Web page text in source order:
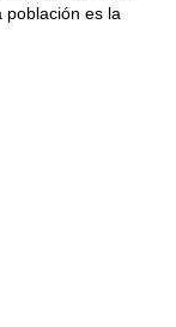
población es la